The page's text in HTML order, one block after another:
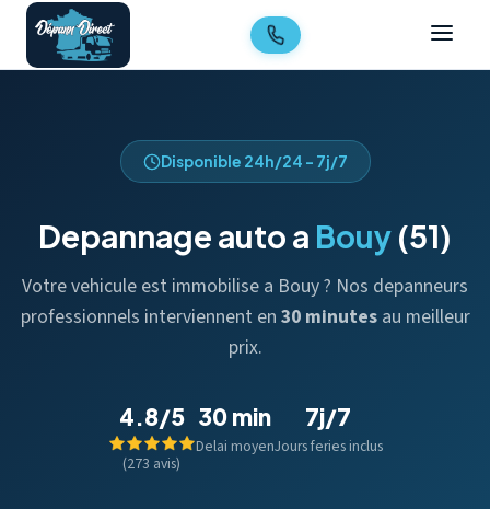
Disponible 24h/24 - 7j/7
Depannage auto a Bouy (51)
Votre vehicule est immobilise a Bouy ? Nos depanneurs
professionnels interviennent en 30 minutesau meilleur
prix.
4.8/5
(273 avis)
30 min
Delai moyen
7j/7
Jours feries inclus